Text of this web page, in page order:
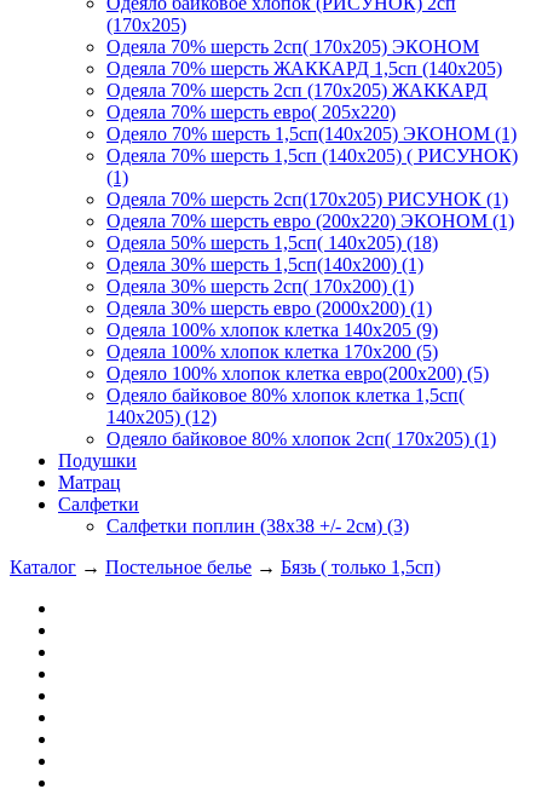
(170х205)
Одеяла 70% шерсть 2сп( 170х205) ЭКОНОМ
Одеяла 70% шерсть ЖАККАРД 1,5сп (140х205)
Одеяла 70% шерсть 2сп (170х205) ЖАККАРД
Одеяла 70% шерсть евро( 205х220)
Одеяло 70% шерсть 1,5сп(140х205) ЭКОНОМ (1)
Одеяла 70% шерсть 1,5сп (140х205) ( РИСУНОК)
(1)
Одеяла 70% шерсть 2сп(170х205) РИСУНОК (1)
Одеяла 70% шерсть евро (200х220) ЭКОНОМ (1)
Одеяла 50% шерсть 1,5сп( 140х205) (18)
Одеяла 30% шерсть 1,5сп(140х200) (1)
Одеяла 30% шерсть 2сп( 170х200) (1)
Одеяла 30% шерсть евро (2000х200) (1)
Одеяла 100% хлопок клетка 140х205 (9)
Одеяла 100% хлопок клетка 170х200 (5)
Одеяло 100% хлопок клетка евро(200х200) (5)
Одеяло байковое 80% хлопок клетка 1,5сп(
140х205) (12)
Одеяло байковое 80% хлопок 2сп( 170х205) (1)
Подушки
Матрац
Салфетки
Салфетки поплин (38х38 +/- 2см) (3)
Каталог → Постельное белье → Бязь ( только 1,5сп)